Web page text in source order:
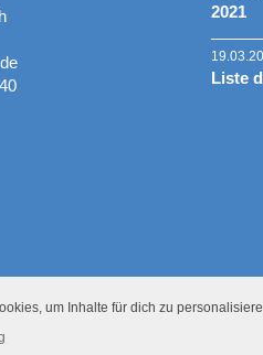
um Inhalte für dich zu
2021
Liste